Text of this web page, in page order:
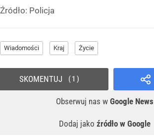
Źródło: Policja
Wiadomości Kraj Życie
Obserwuj nas w Google News
Dodaj jako źródło w Google
SKOMENTUJ 1